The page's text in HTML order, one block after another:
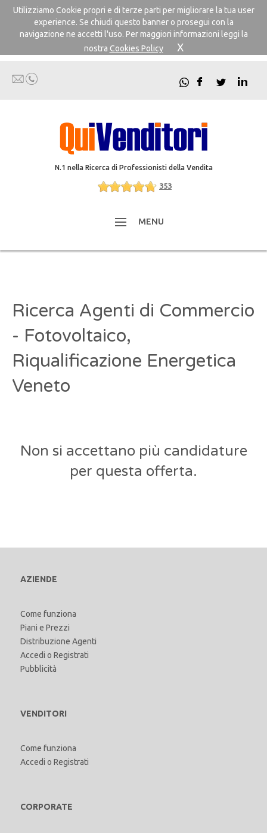
Utilizziamo Cookie propri e di terze parti per migliorare la tua user
experience. Se chiudi questo banner o prosegui con la
navigazione ne accetti l'uso. Per maggiori informazioni leggi la
nostra Cookies Policy X
N.1 nella Ricerca di Professionisti della Vendita
353
MENU
Ricerca Agenti di Commercio
- Fotovoltaico,
Riqualificazione Energetica
Veneto
Non si accettano più candidature
per questa offerta.
AZIENDE
Come funziona
Piani e Prezzi
Distribuzione Agenti
Accedi o Registrati
Pubblicità
VENDITORI
Come funziona
Accedi o Registrati
CORPORATE